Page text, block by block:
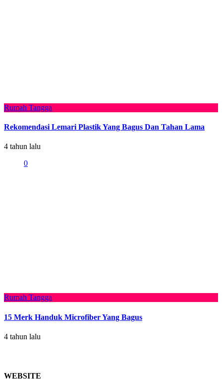
Rumah Tangga
Rekomendasi Lemari Plastik Yang Bagus Dan Tahan Lama
4 tahun lalu
0
Rumah Tangga
15 Merk Handuk Microfiber Yang Bagus
4 tahun lalu
WEBSITE